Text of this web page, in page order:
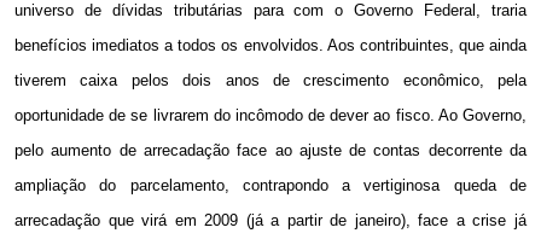
universo de dívidas tributárias para com o Governo Federal, traria
benefícios imediatos a todos os envolvidos. Aos contribuintes, que ainda
tiverem caixa pelos dois anos de crescimento econômico, pela
oportunidade de se livrarem do incômodo de dever ao fisco. Ao Governo,
pelo aumento de arrecadação face ao ajuste de contas decorrente da
ampliação do parcelamento, contrapondo a vertiginosa queda de
arrecadação que virá em 2009 (já a partir de janeiro), face a crise já